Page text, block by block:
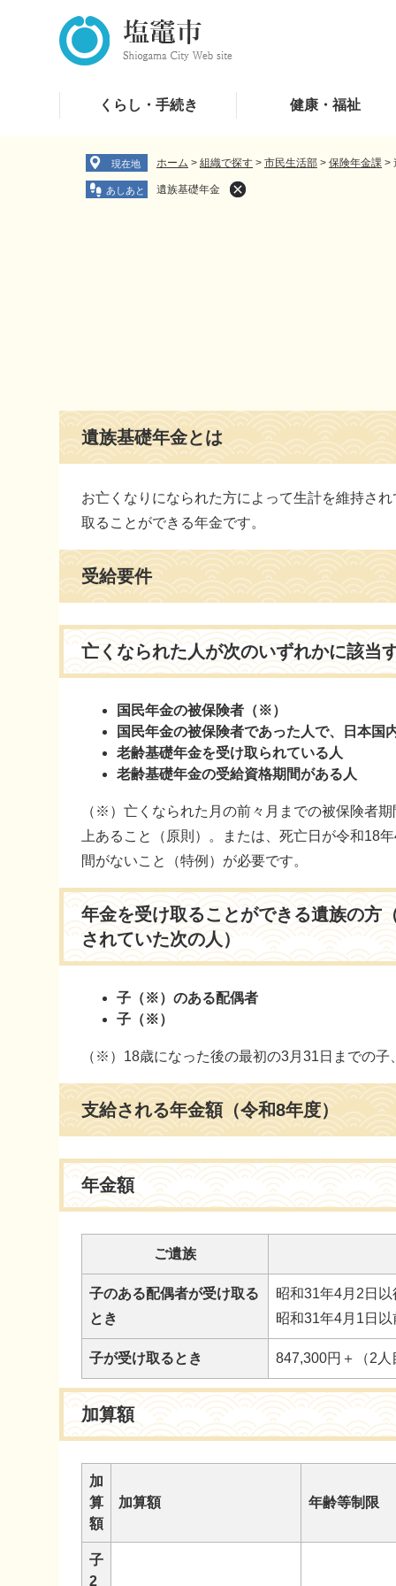
くらし・手続き 健康・福祉
現在地 ホーム > 組織で探す > 市民生活部 > 保険年金課 >
遺族基礎年金
本
文 遺族基礎年金とは
お亡くなりになられた方によって生計を維持さ
取ることができる年金です。
受給要件
亡くなられた人が次のいずれかに該当
国民年金の被保険者（※）
国民年金の被保険者であった人で、日本
老齢基礎年金を受け取られている人
老齢基礎年金の受給資格期間がある人
（※）亡くなられた月の前々月までの被保険者
上あること（原則）。または、死亡日が令和18
間がないこと（特例）が必要です。
年金を受け取ることができる遺族の方
されていた次の人）
子（※）のある配偶者
子（※）
（※）18歳になった後の最初の3月31日までの
支給される年金額（令和8年度）
年金額
ご遺族
子のある配偶者が受け取る
とき
昭和31年4月2日
昭和31年4月1日
子が受け取るとき 847,300円＋（2
加算額
加
算
額
加算額 年齢等制限
子
2